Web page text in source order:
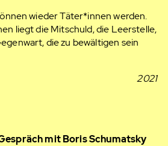
wieder Täter*innen werden.
liegt die Mitschuld, die Leerstelle,
die zu bewältigen sein
2021
mit Boris Schumatsky